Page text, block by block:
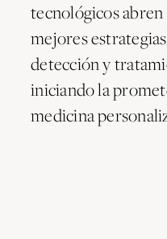
tecnológicos abren
mejores
detección y
iniciando la
medicina